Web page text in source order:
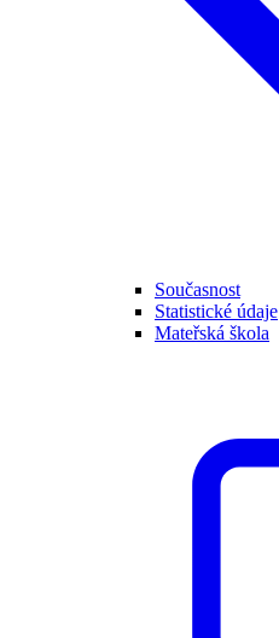
Současnost
Statistické údaje
Mateřská škola